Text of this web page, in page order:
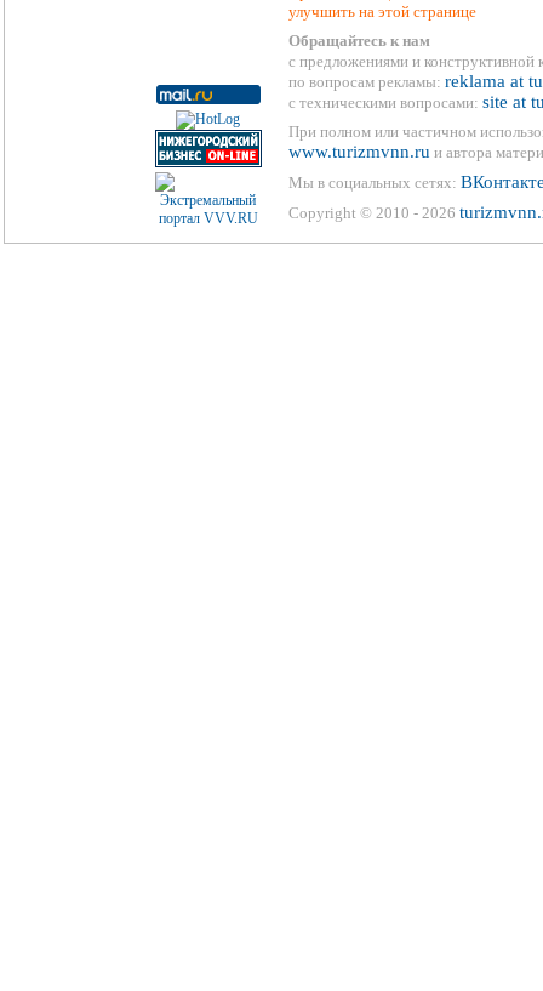
улучшить на этой странице
Обращайтесь к нам
с предложениями и конструктивной
по вопросам рекламы: reklama at
с техническими вопросами: site at
При полном или частичном
www.turizmvnn.ru и автора
Мы в социальных сетях:
Copyright © 2010 - 2026